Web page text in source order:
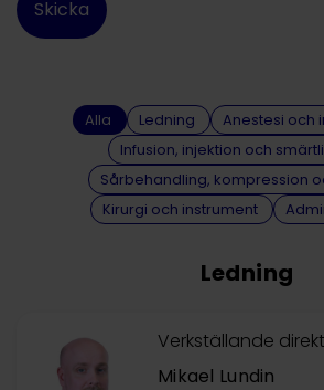
Alla Ledning
Anestesi och
Infusion, injektion och
Sårbehandling, kompression
Kirurgi och instrument
Ledning
Verkställande
Mikael Lundin